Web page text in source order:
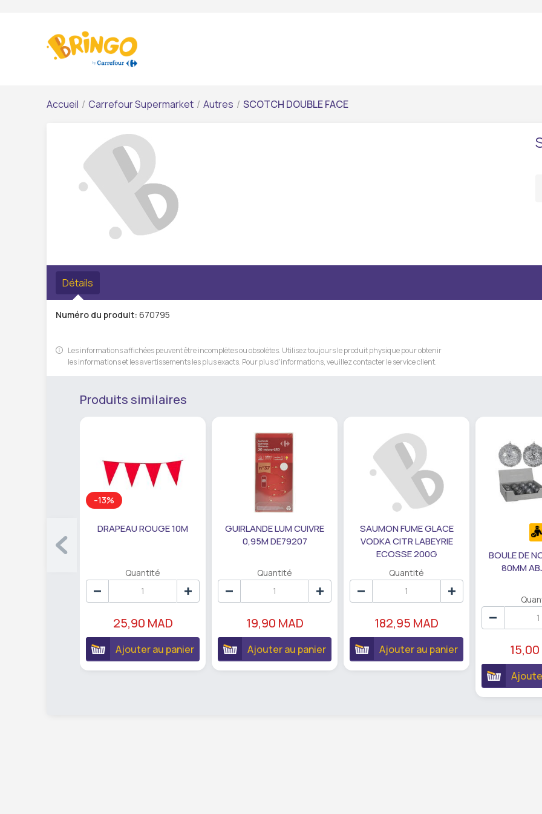
Accueil / Carrefour Supermarket / Autres / SCOTCH DOUBLE FACE
Détails
Numéro du produit: 670795
Les informations affichées peuvent être incomplètes ou obsolètes. Utilisez toujours le produit physique pour obtenir
les informations et les avertissements les plus exacts. Pour plus d'informations, veuillez contacter le service client.
Produits similaires
-13%
DRAPEAU ROUGE 10M
Quantité
25,90 MAD
Ajouter au panier
GUIRLANDE LUM CUIVRE
0,95M DE79207
Quantité
19,90 MAD
Ajouter au panier
SAUMON FUME GLACE
VODKA CITR LABEYRIE
ECOSSE 200G
Quantité
182,95 MAD
Ajouter au panier
BOULE DE
80MM